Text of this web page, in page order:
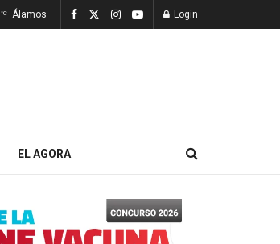
°C Álamos Login
EL AGORA